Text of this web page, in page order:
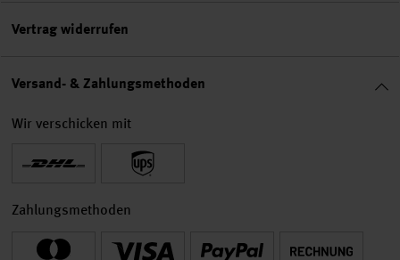
Vertrag widerrufen
Versand- & Zahlungsmethoden
Wir verschicken mit
Zahlungsmethoden